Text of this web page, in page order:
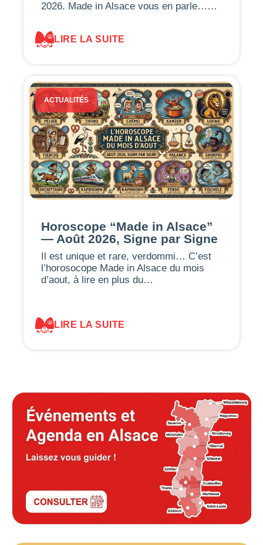
2026. Made in Alsace vous en parle……
LIRE LA SUITE
ACTUALITÉS
Horoscope “Made in Alsace”
— Août 2026, Signe par Signe
Il est unique et rare, verdommi… C’est
l’horosocope Made in Alsace du mois
d’aout, à lire en plus du…
LIRE LA SUITE